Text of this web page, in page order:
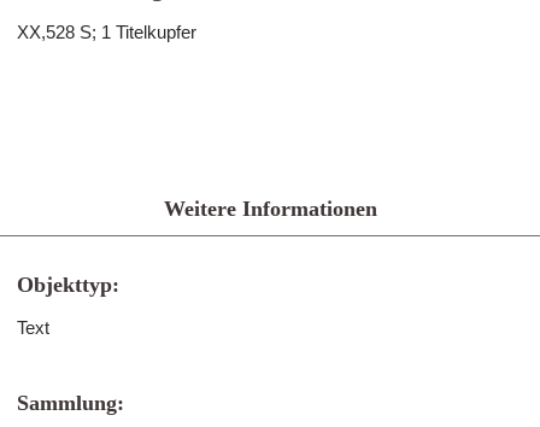
XX,528 S; 1 Titelkupfer
Weitere Informationen
Objekttyp:
Text
Sammlung: